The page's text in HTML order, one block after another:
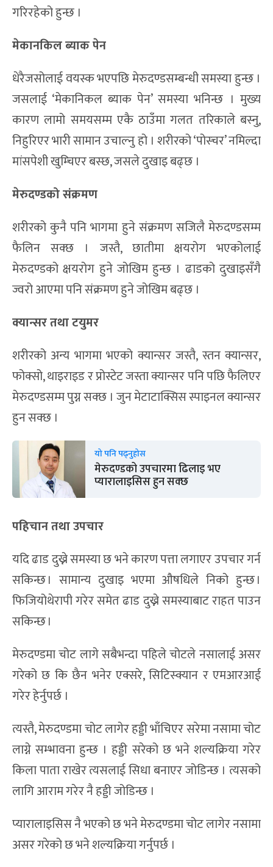
गरिरहेको हुन्छ ।
मेकानकिल ब्याक पेन
धेरैजसोलाई वयस्क भएपछि मेरुदण्डसम्बन्धी समस्या हुन्छ ।
जसलाई ‘मेकानिकल ब्याक पेन’ समस्या भनिन्छ । मुख्य
कारण लामो समयसम्म एकै ठाउँमा गलत तरिकाले बस्नु,
निहुरिएर भारी सामान उचाल्नु हो । शरीरको ‘पोस्चर’ नमिल्दा
मांसपेशी खुम्चिएर बस्छ, जसले दुखाइ बढ्छ ।
मेरुदण्डको संक्रमण
शरीरको कुनै पनि भागमा हुने संक्रमण सजिलै मेरुदण्डसम्म
फैलिन सक्छ । जस्तै, छातीमा क्षयरोग भएकोलाई
मेरुदण्डको क्षयरोग हुने जोखिम हुन्छ । ढाडको दुखाइसँगै
ज्वरो आएमा पनि संक्रमण हुने जोखिम बढ्छ ।
क्यान्सर तथा टयुमर
शरीरको अन्य भागमा भएको क्यान्सर जस्तै, स्तन क्यान्सर,
फोक्सो, थाइराइड र प्रोस्टेट जस्ता क्यान्सर पनि पछि फैलिएर
मेरुदण्डसम्म पुग्न सक्छ । जुन मेटाटाक्सिस स्पाइनल क्यान्सर
हुन सक्छ ।
यो पनि पढ्नुहोस
मेरुदण्डको उपचारमा ढिलाइ भए
प्यारालाइसिस हुन सक्छ
पहिचान तथा उपचार
यदि ढाड दुख्ने समस्या छ भने कारण पत्ता लगाएर उपचार गर्न
सकिन्छ । सामान्य दुखाइ भएमा औषधिले निको हुन्छ ।
फिजियोथेरापी गरेर समेत ढाड दुख्ने समस्याबाट राहत पाउन
सकिन्छ ।
मेरुदण्डमा चोट लागे सबैभन्दा पहिले चोटले नसालाई असर
गरेको छ कि छैन भनेर एक्सरे, सिटिस्क्यान र एमआरआई
गरेर हेर्नुपर्छ ।
त्यस्तै, मेरुदण्डमा चोट लागेर हड्डी भाँचिएर सरेमा नसामा चोट
लाग्ने सम्भावना हुन्छ । हड्डी सरेको छ भने शल्यक्रिया गरेर
किला पाता राखेर त्यसलाई सिधा बनाएर जोडिन्छ । त्यसको
लागि आराम गरेर नै हड्डी जोडिन्छ ।
प्यारालाइसिस नै भएको छ भने मेरुदण्डमा चोट लागेर नसामा
असर गरेको छ भने शल्यक्रिया गर्नुपर्छ ।